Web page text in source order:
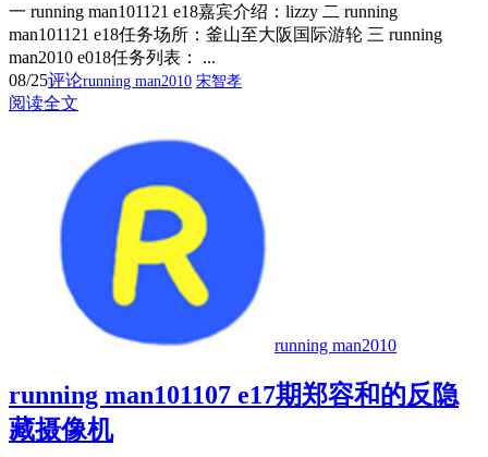
一 running man101121 e18嘉宾介绍：lizzy 二 running
man101121 e18任务场所：釜山至大阪国际游轮 三 running
man2010 e018任务列表： ...
08/25评论running man2010 宋智孝
阅读全文
running man2010
running man101107 e17期郑容和的反隐
藏摄像机